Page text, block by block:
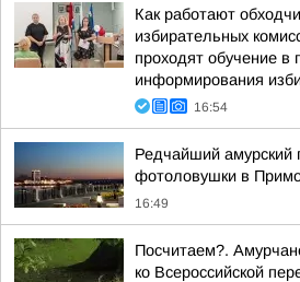
Как работают
избирательных
проходят обучение в
информирования
16:54
Редчайший амурский
фотоловушки в
16:49
Посчитаем?.
ко Всероссийской